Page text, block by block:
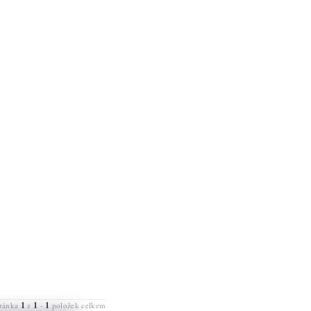
1z 1 -1 položek celkem